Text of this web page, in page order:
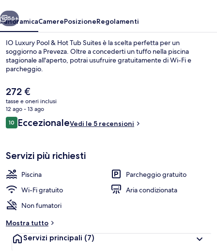
Tub
Suites
Piscina stagionale all'aperto,
Avanti
56+
PanoramicaCamerePosizioneRegolamenti
IO Luxury Pool & Hot Tub Suites è la scelta perfetta per un
soggiorno a Preveza. Oltre a concederti un tuffo nella piscina
stagionale all'aperto, potrai usufruire gratuitamente di Wi-Fi e
parcheggio.
Il
prezzo
attuale
è
272 €
272 €
tasse e oneri inclusi
12 ago - 13 ago
Recensioni
1010 su 10
EccezionaleVedi le 5 recensioni
Servizi più richiesti
Piscina
Parcheggio gratuito
Wi-Fi gratuito
Aria condizionata
Non fumatori
Mostra tutto
Servizi principali (7)